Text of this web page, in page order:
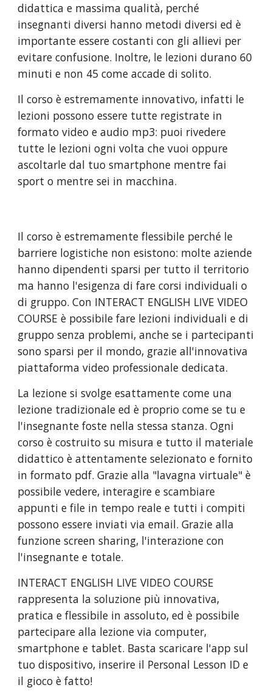
didattica e massima qualità, perché
insegnanti diversi hanno metodi diversi ed è
importante essere costanti con gli allievi per
evitare confusione. Inoltre, le lezioni durano 60
minuti e non 45 come accade di solito.
Il corso è estremamente innovativo, infatti le
lezioni possono essere tutte registrate in
formato video e audio mp3: puoi rivedere
tutte le lezioni ogni volta che vuoi oppure
ascoltarle dal tuo smartphone mentre fai
sport o mentre sei in macchina.
Il corso è estremamente flessibile perché le
barriere logistiche non esistono: molte aziende
hanno dipendenti sparsi per tutto il territorio
ma hanno l'esigenza di fare corsi individuali o
di gruppo. Con INTERACT ENGLISH LIVE VIDEO
COURSE è possibile fare lezioni individuali e di
gruppo senza problemi, anche se i partecipanti
sono sparsi per il mondo, grazie all'innovativa
piattaforma video professionale dedicata.
La lezione si svolge esattamente come una
lezione tradizionale ed è proprio come se tu e
l'insegnante foste nella stessa stanza. Ogni
corso è costruito su misura e tutto il materiale
didattico è attentamente selezionato e fornito
in formato pdf. Grazie alla "lavagna virtuale" è
possibile vedere, interagire e scambiare
appunti e file in tempo reale e tutti i compiti
possono essere inviati via email. Grazie alla
funzione screen sharing, l'interazione con
l'insegnante e totale.
INTERACT ENGLISH LIVE VIDEO COURSE
rappresenta la soluzione più innovativa,
pratica e flessibile in assoluto, ed è possibile
partecipare alla lezione via computer,
smartphone e tablet. Basta scaricare l'app sul
tuo dispositivo, inserire il Personal Lesson ID e
il gioco è fatto!